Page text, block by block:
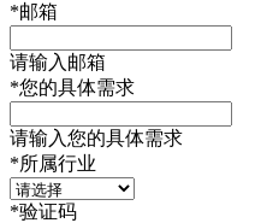
*邮箱
请输入邮箱
*您的具体需求
请输入您的具体需求
*所属行业
*验证码